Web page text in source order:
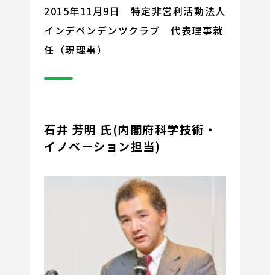
2015年11月9日 特定非営利活動法人
インデペンデンツクラブ 代表理事就
任（現理事）
石井 芳明 氏(内閣府科学技術・
イノベーション担当)